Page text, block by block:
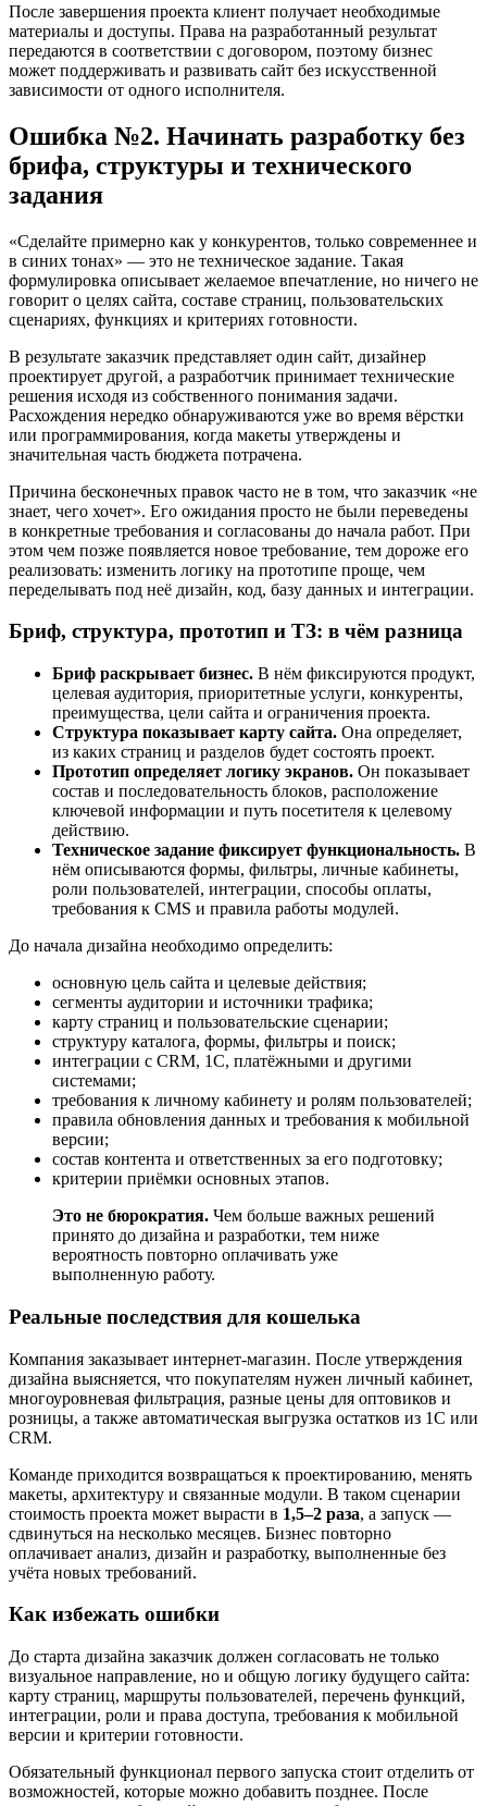
После завершения проекта клиент получает необходимые
материалы и доступы. Права на разработанный результат
передаются в соответствии с договором, поэтому бизнес
может поддерживать и развивать сайт без искусственной
зависимости от одного исполнителя.
Ошибка №2. Начинать разработку без
брифа, структуры и технического
задания
«Сделайте примерно как у конкурентов, только современнее и
в синих тонах» — это не техническое задание. Такая
формулировка описывает желаемое впечатление, но ничего не
говорит о целях сайта, составе страниц, пользовательских
сценариях, функциях и критериях готовности.
В результате заказчик представляет один сайт, дизайнер
проектирует другой, а разработчик принимает технические
решения исходя из собственного понимания задачи.
Расхождения нередко обнаруживаются уже во время вёрстки
или программирования, когда макеты утверждены и
значительная часть бюджета потрачена.
Причина бесконечных правок часто не в том, что заказчик «не
знает, чего хочет». Его ожидания просто не были переведены
в конкретные требования и согласованы до начала работ. При
этом чем позже появляется новое требование, тем дороже его
реализовать: изменить логику на прототипе проще, чем
переделывать под неё дизайн, код, базу данных и интеграции.
Бриф, структура, прототип и ТЗ: в чём разница
Бриф раскрывает бизнес. В нём фиксируются продукт,
целевая аудитория, приоритетные услуги, конкуренты,
преимущества, цели сайта и ограничения проекта.
Структура показывает карту сайта. Она определяет,
из каких страниц и разделов будет состоять проект.
Прототип определяет логику экранов. Он показывает
состав и последовательность блоков, расположение
ключевой информации и путь посетителя к целевому
действию.
Техническое задание фиксирует функциональность. В
нём описываются формы, фильтры, личные кабинеты,
роли пользователей, интеграции, способы оплаты,
требования к CMS и правила работы модулей.
До начала дизайна необходимо определить:
основную цель сайта и целевые действия;
сегменты аудитории и источники трафика;
карту страниц и пользовательские сценарии;
структуру каталога, формы, фильтры и поиск;
интеграции с CRM, 1С, платёжными и другими
системами;
требования к личному кабинету и ролям пользователей;
правила обновления данных и требования к мобильной
версии;
состав контента и ответственных за его подготовку;
критерии приёмки основных этапов.
Это не бюрократия. Чем больше важных решений
принято до дизайна и разработки, тем ниже
вероятность повторно оплачивать уже
выполненную работу.
Реальные последствия для кошелька
Компания заказывает интернет-магазин. После утверждения
дизайна выясняется, что покупателям нужен личный кабинет,
многоуровневая фильтрация, разные цены для оптовиков и
розницы, а также автоматическая выгрузка остатков из 1С или
CRM.
Команде приходится возвращаться к проектированию, менять
макеты, архитектуру и связанные модули. В таком сценарии
стоимость проекта может вырасти в 1,5–2 раза, а запуск —
сдвинуться на несколько месяцев. Бизнес повторно
оплачивает анализ, дизайн и разработку, выполненные без
учёта новых требований.
Как избежать ошибки
До старта дизайна заказчик должен согласовать не только
визуальное направление, но и общую логику будущего сайта:
карту страниц, маршруты пользователей, перечень функций,
интеграции, роли и права доступа, требования к мобильной
версии и критерии готовности.
Обязательный функционал первого запуска стоит отделить от
возможностей, которые можно добавить позднее. После